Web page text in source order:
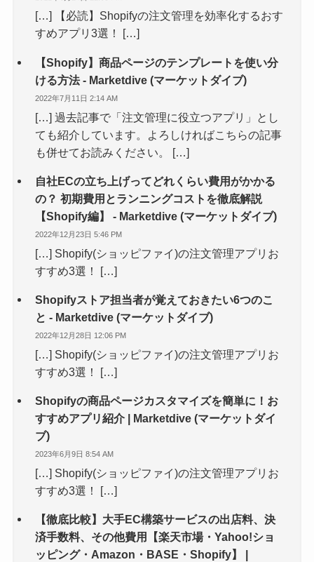
[…] 【必読】Shopifyの注文管理を効率化するおす
すめアプリ3選！ […]
【Shopify】商品ページのテンプレートを使い分
ける方法 - Marketdive (マーケットダイブ)
2022年7月11日 2:14 AM
[…] 過去記事で「注文管理に役立つアプリ」とし
ても紹介しています。よろしければこちらの記事
も併せてお読みください。 […]
自社ECの立ち上げってどれくらい費用がかかる
の？ 初期費用とランニングコストを徹底解説
【Shopify編】 - Marketdive (マーケットダイブ)
2022年12月23日 5:46 PM
[…] Shopify(ショッピファイ)の注文管理アプリお
すすめ3選！ […]
Shopifyストア担当者が覚えておきたい6つのこ
と - Marketdive (マーケットダイブ)
2022年12月28日 12:06 PM
[…] Shopify(ショッピファイ)の注文管理アプリお
すすめ3選！ […]
Shopifyの商品ページカスタマイズを簡単に！お
すすめアプリ紹介 | Marketdive (マーケットダイ
ブ)
2023年6月9日 8:54 AM
[…] Shopify(ショッピファイ)の注文管理アプリお
すすめ3選！ […]
【徹底比較】大手EC構築サービスの出店料、決
済手数料、その他費用【楽天市場・Yahoo!ショ
ッピング・Amazon・BASE・Shopify】 |